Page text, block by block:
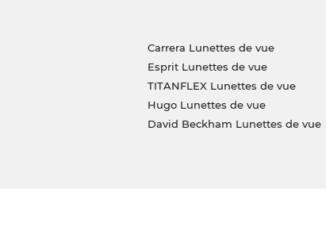
Carrera Lunettes de vue
Esprit Lunettes de vue
TITANFLEX Lunettes de vue
Hugo Lunettes de vue
David Beckham Lunettes de vue